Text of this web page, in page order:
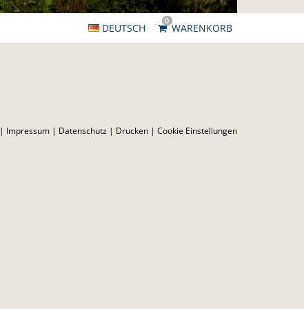
DEUTSCH
0
WARENKORB
| Impressum | Datenschutz | Drucken | Cookie Einstellungen